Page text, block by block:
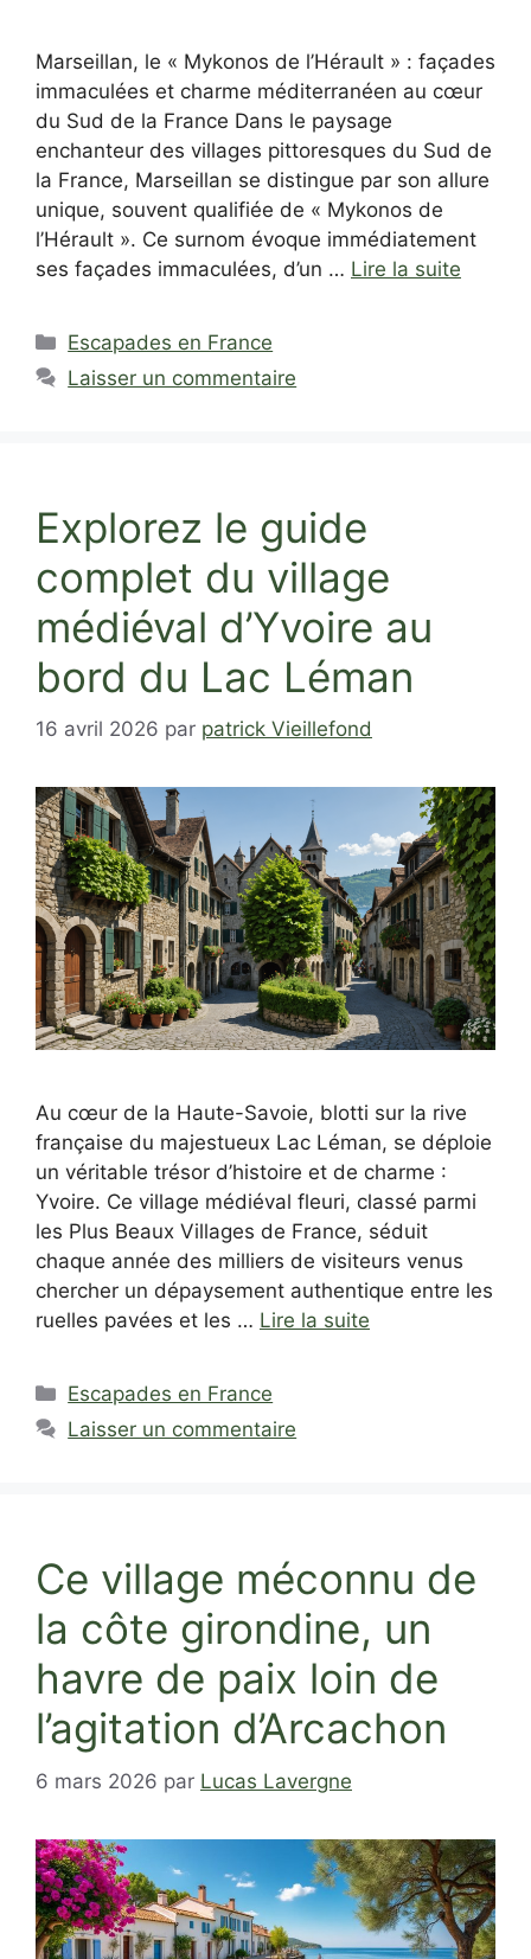
Marseillan, le « Mykonos de l’Hérault » : façades
immaculées et charme méditerranéen au cœur
du Sud de la France Dans le paysage
enchanteur des villages pittoresques du Sud de
la France, Marseillan se distingue par son allure
unique, souvent qualifiée de « Mykonos de
l’Hérault ». Ce surnom évoque immédiatement
ses façades immaculées, d’un … Lire la suite
Catégories
Escapades en France
Laisser un commentaire
Explorez le guide
complet du village
médiéval d’Yvoire au
bord du Lac Léman
16 avril 2026 par patrick Vieillefond
Au cœur de la Haute-Savoie, blotti sur la rive
française du majestueux Lac Léman, se déploie
un véritable trésor d’histoire et de charme :
Yvoire. Ce village médiéval fleuri, classé parmi
les Plus Beaux Villages de France, séduit
chaque année des milliers de visiteurs venus
chercher un dépaysement authentique entre les
ruelles pavées et les … Lire la suite
Catégories
Escapades en France
Laisser un commentaire
Ce village méconnu de
la côte girondine, un
havre de paix loin de
l’agitation d’Arcachon
6 mars 2026 par Lucas Lavergne